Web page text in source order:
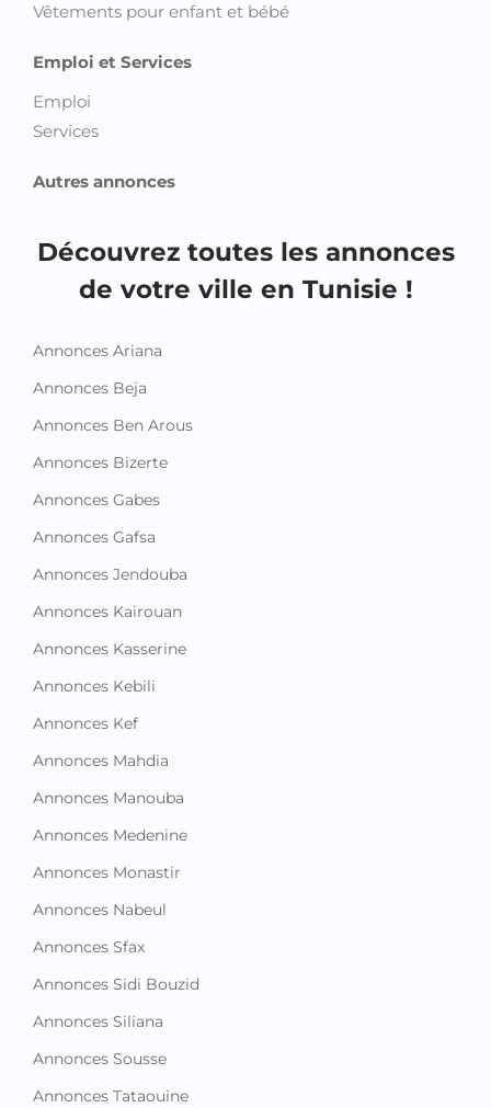
Vêtements pour enfant et bébé
Emploi et Services
Emploi
Services
Autres annonces
Découvrez toutes les annonces
de votre ville en Tunisie !
Annonces Ariana
Annonces Beja
Annonces Ben Arous
Annonces Bizerte
Annonces Gabes
Annonces Gafsa
Annonces Jendouba
Annonces Kairouan
Annonces Kasserine
Annonces Kebili
Annonces Kef
Annonces Mahdia
Annonces Manouba
Annonces Medenine
Annonces Monastir
Annonces Nabeul
Annonces Sfax
Annonces Sidi Bouzid
Annonces Siliana
Annonces Sousse
Annonces Tataouine